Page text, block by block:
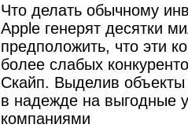
Что делать обычному
Apple генерят десятки
предположить, что эти
более слабых
Скайп. Выделив
в надежде на выгодные
компаниями